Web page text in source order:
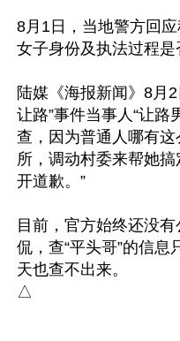
8月1日，当地警方回
女子身份及执法过程是
陆媒《海报新闻》8月
让路”事件当事人“让路
查，因为普通人哪有
所，调动村委来帮她
开道歉。”
目前，官方始终还没有
侃，查“平头哥”的信息
天也查不出来。